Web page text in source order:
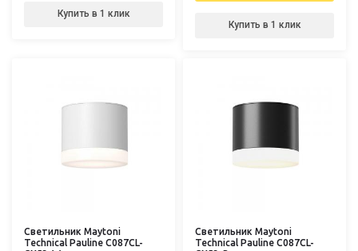
Купить в 1 клик
Купить в 1 клик
Светильник Maytoni
Technical Pauline C087CL-
Светильник Maytoni
Technical Pauline C087CL-